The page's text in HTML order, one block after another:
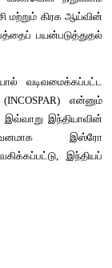
(இஸ்ரோ) என்பது
ஆராய்ச்சி
நுட்பத்தைப்
சாராபாயால்
குழு